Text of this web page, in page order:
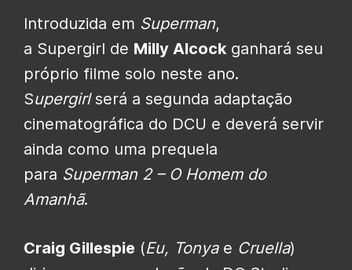
Introduzida em Superman,
a Supergirl de Milly Alcock ganhará seu
próprio filme solo neste ano.
Supergirlserá a segunda adaptação
cinematográfica do DCU e deverá servir
ainda como uma prequela
para Superman 2 – O Homem do
Amanhã.
Craig Gillespie (Eu, Tonya e Cruella)